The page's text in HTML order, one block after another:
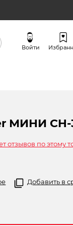
Войти
МИНИ CH-
отзывов по этому
Добавить в